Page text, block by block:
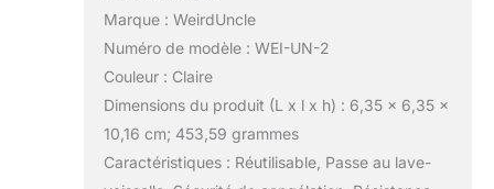
Marque : WeirdUncle
Numéro de modèle : WEI-UN-2
Couleur : Claire
Dimensions du produit (L x l x h) : 6,35 x 6,35 x
10,16 cm; 453,59 grammes
Caractéristiques : Réutilisable, Passe au lave-